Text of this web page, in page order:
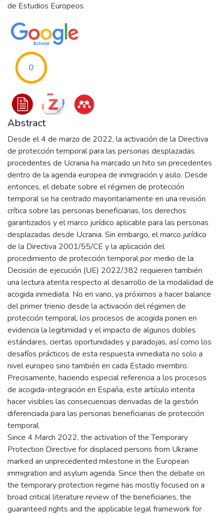
de Estudios Europeos
0
Abstract
Desde el 4 de marzo de 2022, la activación de la Directiva
de protección temporal para las personas desplazadas
procedentes de Ucrania ha marcado un hito sin precedentes
dentro de la agenda europea de inmigración y asilo. Desde
entonces, el debate sobre el régimen de protección
temporal se ha centrado mayoritariamente en una revisión
crítica sobre las personas beneficiarias, los derechos
garantizados y el marco jurídico aplicable para las personas
desplazadas desde Ucrania. Sin embargo, el marco jurídico
de la Directiva 2001/55/CE y la aplicación del
procedimiento de protección temporal por medio de la
Decisión de ejecución (UE) 2022/382 requieren también
una lectura atenta respecto al desarrollo de la modalidad de
acogida inmediata. No en vano, ya próximos a hacer balance
del primer trienio desde la activación del régimen de
protección temporal, los procesos de acogida ponen en
evidencia la legitimidad y el impacto de algunos dobles
estándares, ciertas oportunidades y paradojas, así como los
desafíos prácticos de esta respuesta inmediata no solo a
nivel europeo sino también en cada Estado miembro.
Precisamente, haciendo especial referencia a los procesos
de acogida-integración en España, este artículo intenta
hacer visibles las consecuencias derivadas de la gestión
diferenciada para las personas beneficiarias de protección
temporal
Since 4 March 2022, the activation of the Temporary
Protection Directive for displaced persons from Ukraine
marked an unprecedented milestone in the European
immigration and asylum agenda. Since then the debate on
the temporary protection regime has mostly focused on a
broad critical literature review of the beneficiaries, the
guaranteed rights and the applicable legal framework for